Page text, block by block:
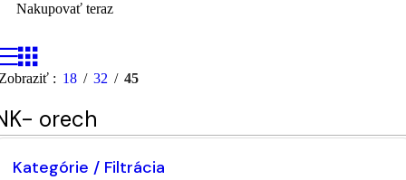
Nakupovať teraz
18 32 45
orech
Kategórie / Filtrácia